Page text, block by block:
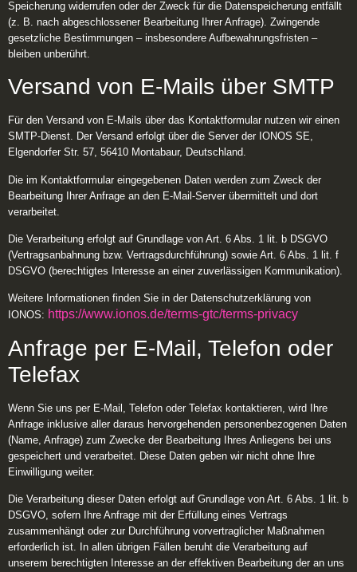
Speicherung widerrufen oder der Zweck für die Datenspeicherung entfällt
(z. B. nach abgeschlossener Bearbeitung Ihrer Anfrage). Zwingende
gesetzliche Bestimmungen – insbesondere Aufbewahrungsfristen –
bleiben unberührt.
Versand von E-Mails über SMTP
Für den Versand von E-Mails über das Kontaktformular nutzen wir einen
SMTP-Dienst. Der Versand erfolgt über die Server der IONOS SE,
Elgendorfer Str. 57, 56410 Montabaur, Deutschland.
Die im Kontaktformular eingegebenen Daten werden zum Zweck der
Bearbeitung Ihrer Anfrage an den E-Mail-Server übermittelt und dort
verarbeitet.
Die Verarbeitung erfolgt auf Grundlage von Art. 6 Abs. 1 lit. b DSGVO
(Vertragsanbahnung bzw. Vertragsdurchführung) sowie Art. 6 Abs. 1 lit. f
DSGVO (berechtigtes Interesse an einer zuverlässigen Kommunikation).
Weitere Informationen finden Sie in der Datenschutzerklärung von
IONOS: https://www.ionos.de/terms-gtc/terms-privacy
Anfrage per E-Mail, Telefon oder
Telefax
Wenn Sie uns per E-Mail, Telefon oder Telefax kontaktieren, wird Ihre
Anfrage inklusive aller daraus hervorgehenden personenbezogenen Daten
(Name, Anfrage) zum Zwecke der Bearbeitung Ihres Anliegens bei uns
gespeichert und verarbeitet. Diese Daten geben wir nicht ohne Ihre
Einwilligung weiter.
Die Verarbeitung dieser Daten erfolgt auf Grundlage von Art. 6 Abs. 1 lit. b
DSGVO, sofern Ihre Anfrage mit der Erfüllung eines Vertrags
zusammenhängt oder zur Durchführung vorvertraglicher Maßnahmen
erforderlich ist. In allen übrigen Fällen beruht die Verarbeitung auf
unserem berechtigten Interesse an der effektiven Bearbeitung der an uns